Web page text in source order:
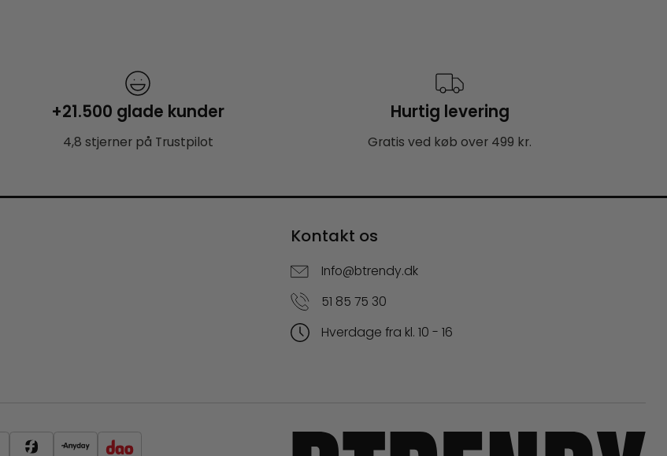
+21.500 glade kunder
4,8 stjerner på Trustpilot
Hurtig levering
Gratis ved køb over 499 kr.
Kontakt os
Info@btrendy.dk
51 85 75 30
Hverdage fra kl. 10 - 16